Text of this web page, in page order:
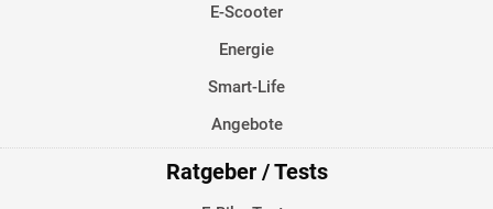
E-Scooter
Energie
Smart-Life
Angebote
Ratgeber / Tests